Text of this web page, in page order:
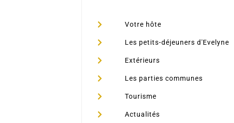
Votre hôte
Les petits-déjeuners d'Evelyne
Extérieurs
Les parties communes
Tourisme
Actualités